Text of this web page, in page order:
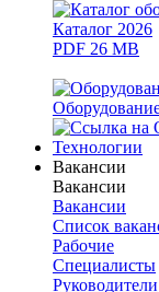
Каталог 2026
PDF 26 MB
Технологии
Вакансии
Вакансии
Вакансии
Список
Рабочие
Специалисты
Руководители